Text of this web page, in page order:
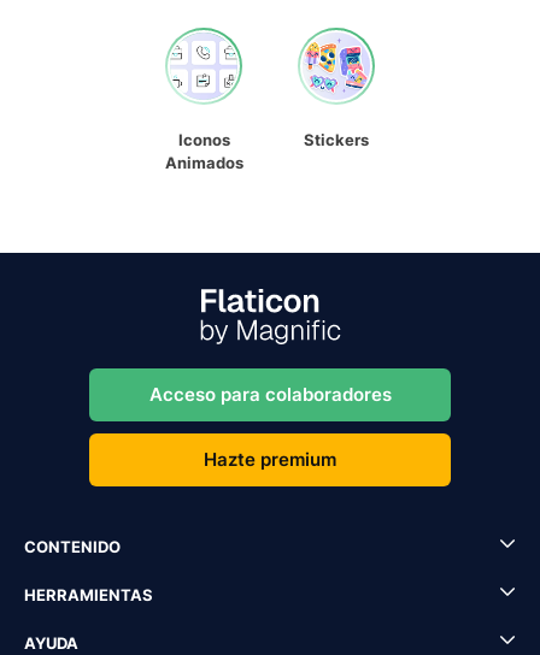
Iconos
Animados
Stickers
Acceso para colaboradores
Hazte premium
CONTENIDO
HERRAMIENTAS
AYUDA